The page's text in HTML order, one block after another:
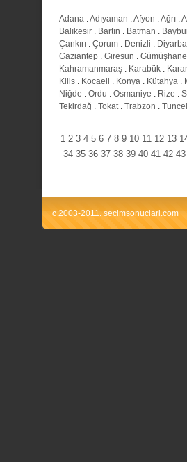
Adana .Adıyaman .Afyon .Ağrı .
Balıkesir . Bartın . Batman .
Çankırı . Çorum . Denizli .
Gaziantep . Giresun . Gümüşhane
Kahramanmaraş . Karabük .
Kilis . Kocaeli . Konya . Kütahya .
Niğde . Ordu . Osmaniye . Rize .
Tekirdağ . Tokat. Trabzon .
1 2 3 4 5 6 7 8 9 10 11 12 13
34 35 36 37 38 39 40 41 42 43
c 2003-2011. secimsonuclari.com